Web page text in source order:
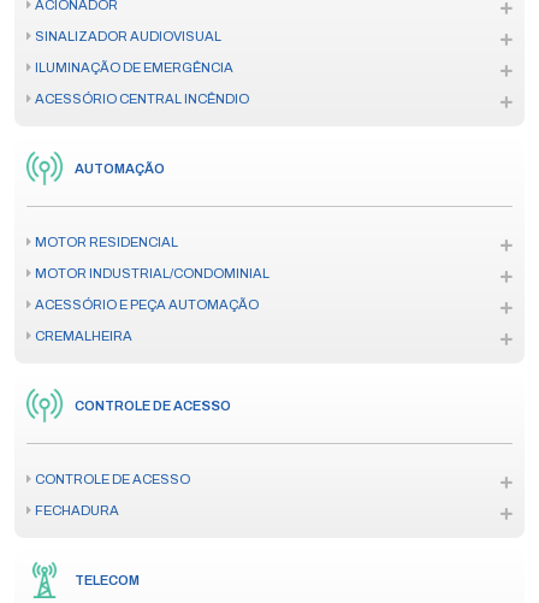
ACIONADOR
SINALIZADOR AUDIOVISUAL
ILUMINAÇÃO DE EMERGÊNCIA
ACESSÓRIO CENTRAL INCÊNDIO
AUTOMAÇÃO
MOTOR RESIDENCIAL
MOTOR INDUSTRIAL/CONDOMINIAL
ACESSÓRIO E PEÇA AUTOMAÇÃO
CREMALHEIRA
CONTROLE DE ACESSO
CONTROLE DE ACESSO
FECHADURA
TELECOM